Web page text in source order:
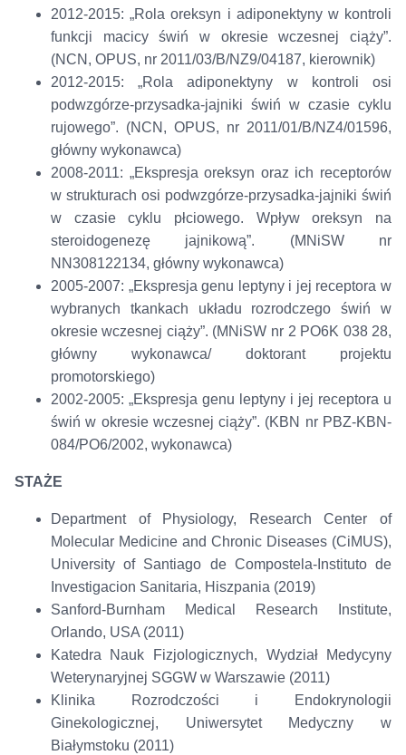
2012-2015: „Rola oreksyn i adiponektyny w kontroli
funkcji macicy świń w okresie wczesnej ciąży”.
(NCN, OPUS, nr 2011/03/B/NZ9/04187, kierownik)
2012-2015: „Rola adiponektyny w kontroli osi
podwzgórze-przysadka-jajniki świń w czasie cyklu
rujowego”. (NCN, OPUS, nr 2011/01/B/NZ4/01596,
główny wykonawca)
2008-2011: „Ekspresja oreksyn oraz ich receptorów
w strukturach osi podwzgórze-przysadka-jajniki świń
w czasie cyklu płciowego. Wpływ oreksyn na
steroidogenezę jajnikową”. (MNiSW nr
NN308122134, główny wykonawca)
2005-2007: „Ekspresja genu leptyny i jej receptora w
wybranych tkankach układu rozrodczego świń w
okresie wczesnej ciąży”. (MNiSW nr 2 PO6K 038 28,
główny wykonawca/ doktorant projektu
promotorskiego)
2002-2005: „Ekspresja genu leptyny i jej receptora u
świń w okresie wczesnej ciąży”. (KBN nr PBZ-KBN-
084/PO6/2002, wykonawca)
STAŻE
Department of Physiology, Research Center of
Molecular Medicine and Chronic Diseases (CiMUS),
University of Santiago de Compostela-Instituto de
Investigacion Sanitaria, Hiszpania (2019)
Sanford-Burnham Medical Research Institute,
Orlando, USA (2011)
Katedra Nauk Fizjologicznych, Wydział Medycyny
Weterynaryjnej SGGW w Warszawie (2011)
Klinika Rozrodczości i Endokrynologii
Ginekologicznej, Uniwersytet Medyczny w
Białymstoku (2011)